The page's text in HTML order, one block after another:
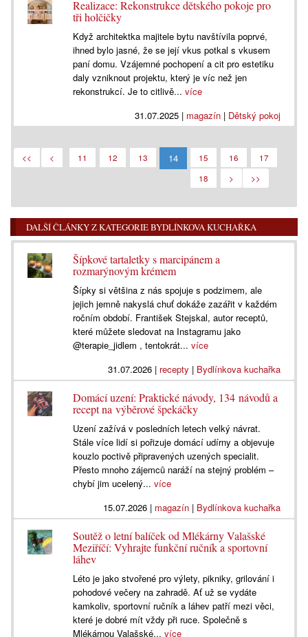
Realizace: Rekonstrukce dětského pokoje pro
tři holčičky
Když architektka majitele bytu navštívila poprvé,
ihned bylo jasné, že se její vkus potkal s vkusem
paní domu. Vzájemné pochopení a cit pro estetiku
daly vzniknout projektu, který je víc než jen
rekonstrukcí. Je to citlivě...více
31.07.2025| magazín| Dětský pokoj
<< < 11 12 13 14 15 16
17
18
> >>
DALŠÍ ČLÁNKY Z KATEGORIE BYDLÍNKOVA KUCHAŘKA
Šípkové tartaletky s marcipánem a
rozmarýnovým krémem
Šípky si většina z nás spojuje s podzimem, ale
jejich jemně nakyslá chuť dokáže zazářit v každém
ročním období. František Stejskal, autor receptů,
které můžete sledovat na Instagramu jako
@terapie_jidlem , tentokrát...více
31.07.2026| recepty | Bydlínkova kuchařka
Domácí uzení: Praktické návody, 134 návodů a
recept na výběrové špekáčky
Uzení zažívá v posledních letech velký návrat.
Stále více lidí si pořizuje domácí udírny a objevuje
kouzlo poctivě připravených uzených specialit.
Přesto mnoho zájemců naráží na stejný problém –
chybí jim ucelený...více
15.07.2026| magazín| Bydlínkova kuchařka
Soutěž o letní balíček od Mlékárny Valašské
Meziříčí: Vyhrajte funkční ručník a sportovní
láhev
Léto je jako stvořené pro výlety, pikniky, grilování i
pohodové večery na zahradě. Ať už se vydáte
kamkoliv, sportovní ručník a láhev patří mezi věci,
které je dobré mít vždy při ruce. Společně s
Mlékárnou Valašské...více